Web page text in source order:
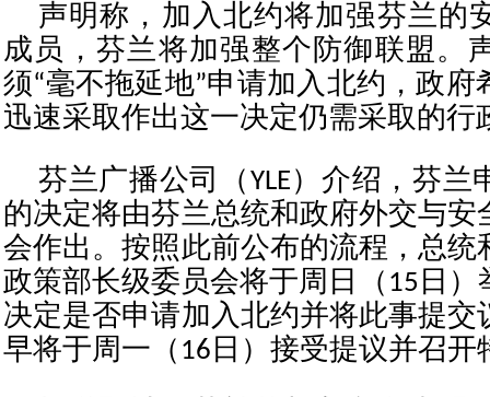
声明称，加入北约将加强芬兰的
成员，芬兰将加强整个防御联盟。
须“毫不拖延地”申请加入北约，政府
迅速采取作出这一决定仍需采取的行
芬兰广播公司（YLE）介绍，芬兰
的决定将由芬兰总统和政府外交与安
会作出。按照此前公布的流程，总统
政策部长级委员会将于周日（15日）
决定是否申请加入北约并将此事提交
早将于周一（16日）接受提议并召开